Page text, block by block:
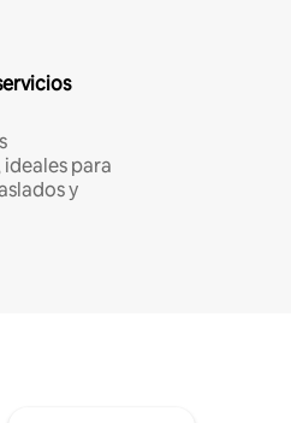
para
y